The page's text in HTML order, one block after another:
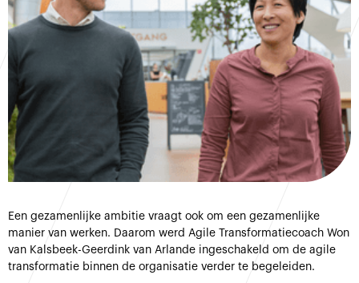
Een gezamenlijke ambitie vraagt ook om een gezamenlijke
manier van werken. Daarom werd Agile Transformatiecoach Won
van Kalsbeek-Geerdink van Arlande ingeschakeld om de agile
transformatie binnen de organisatie verder te begeleiden.